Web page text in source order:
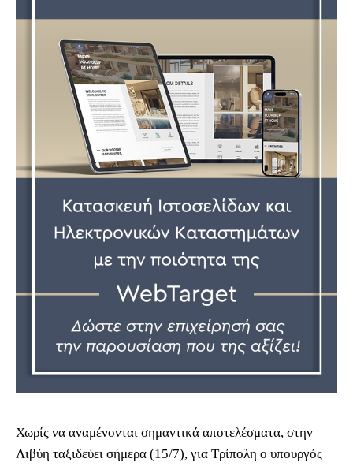
Χωρίς να αναμένονται σημαντικά αποτελέσματα, στην
Λιβύη ταξιδεύει σήμερα (15/7), για Τρίπολη ο υπουργός